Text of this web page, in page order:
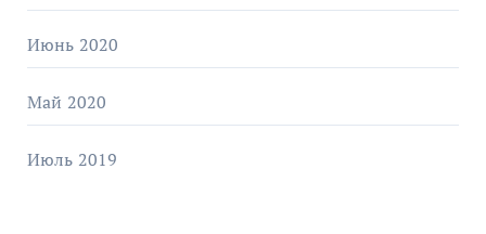
Июнь 2020
Май 2020
Июль 2019